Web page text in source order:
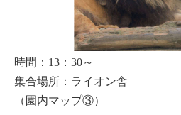
時間：13：30～
集合場所：ライオン舎
（園内マップ③）